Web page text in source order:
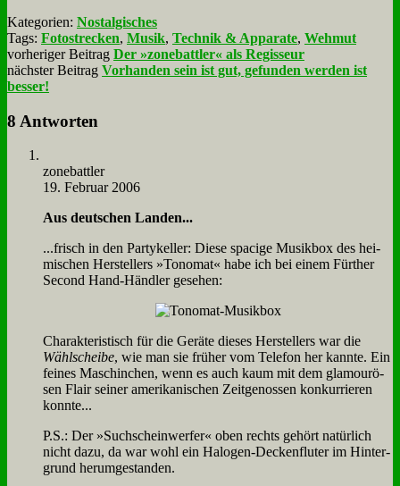
Kategorien: Nostalgisches
Tags: Fotostrecken, Musik, Technik & Apparate, Wehmut
vorheriger Beitrag Der »zonebattler« als Regisseur
nächster Beitrag Vorhanden sein ist gut, gefunden werden ist
besser!
8 Antworten
zone­batt­ler
19. Februar 2006
Aus deut­schen Lan­den...
...frisch in den Par­ty­kel­ler: Die­se spa­ci­ge Mu­sik­box des hei­
mi­schen Her­stel­lers »To­no­mat« ha­be ich bei ei­nem Für­ther
Se­cond Hand-Händ­ler ge­se­hen:
Cha­rak­te­ri­stisch für die Ge­rä­te die­ses Her­stel­lers war die
Wähl­schei­be, wie man sie frü­her vom Te­le­fon her kann­te. Ein
fei­nes Ma­schin­chen, wenn es auch kaum mit dem gla­mou­rö­
sen Flair sei­ner ame­ri­ka­ni­schen Zeit­ge­nos­sen kon­kur­rie­ren
konn­te...
P.S.: Der »Such­schein­wer­fer« oben rechts ge­hört na­tür­lich
nicht da­zu, da war wohl ein Ha­lo­gen-Decken­flu­ter im Hin­ter­
grund her­um­ge­stan­den.